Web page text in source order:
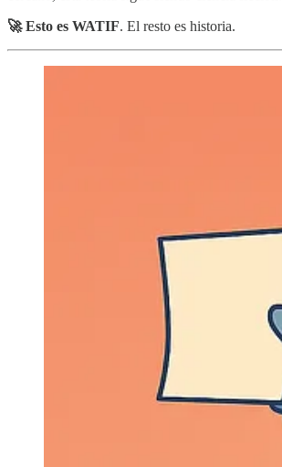
🚀 Esto es WATIF. El resto es historia.